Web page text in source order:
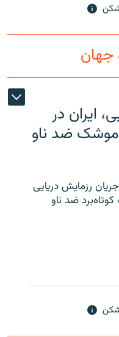
جهان
ایران در
ضد ناو
رزمایش دریایی
ضد ناو